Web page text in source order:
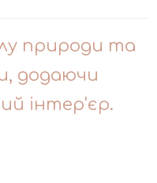
природи та
додаючи
інтер'єр.